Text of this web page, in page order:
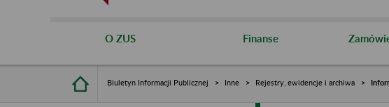
O ZUS Finanse
Biuletyn Informacji Publicznej Inne Rejestry, ewidencje i archiwa